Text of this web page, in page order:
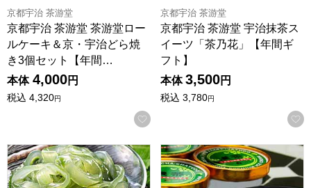
京都宇治 茶游堂
京都宇治 茶游堂 茶游堂ロー
ルケーキ＆京・宇治どら焼
き3個セット【年間…
本体 4,000円
税込 4,320円
お気に入りに登録する
京都宇治 茶游堂
京都宇治 茶游堂 宇治抹茶ス
イーツ「茶乃花」【年間ギ
フト】
本体 3,500円
税込 3,780円
京都宇治 茶游堂 茶彩菓「寛ぎ」【年間ギフト】
京都宇治 茶游堂 宇治抹茶プ